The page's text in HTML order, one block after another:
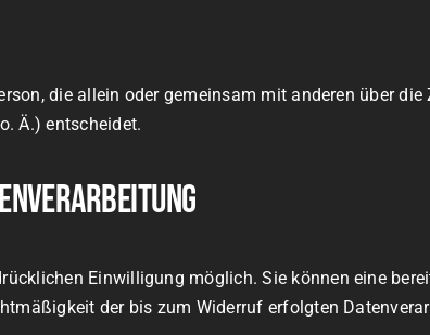
die allein oder gemeinsam mit anderen über
Ä.) entscheidet.
Einwilligung möglich. Sie können eine
der bis zum Widerruf erfolgten